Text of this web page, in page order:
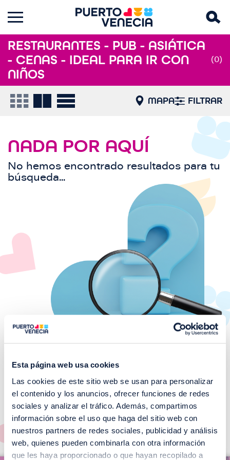
Esta página web usa cookies
Las cookies de este sitio web se usan para personalizar
el contenido y los anuncios, ofrecer funciones de redes
sociales y analizar el tráfico. Además, compartimos
información sobre el uso que haga del sitio web con
nuestros partners de redes sociales, publicidad y análisis
web, quienes pueden combinarla con otra información
que les haya proporcionado o que hayan recopilado a
RESTAURANTES - PUB - ASIÁTICA
- CENAS - IDEAL PARA IR CON
NIÑOS
(0)
MAPA FILTRAR
NADA POR AQUÍ
No hemos encontrado resultados para tu
búsqueda...
¡No te pierdas nuestros
EVENTOS!
Ver todos >